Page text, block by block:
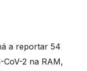
a reportar 54
2 na RAM,